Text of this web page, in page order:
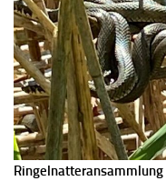
Ringelnatteransammlung